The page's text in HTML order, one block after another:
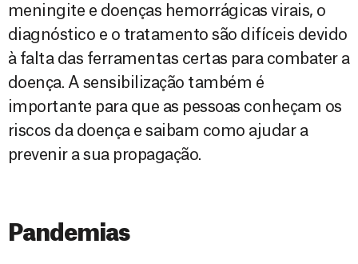
meningite e doenças hemorrágicas virais, o
diagnóstico e o tratamento são difíceis devido
à falta das ferramentas certas para combater a
doença. A sensibilização também é
importante para que as pessoas conheçam os
riscos da doença e saibam como ajudar a
prevenir a sua propagação.
Pandemias